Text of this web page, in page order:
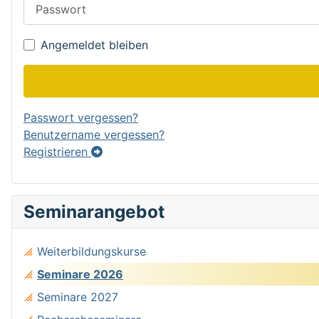
Angemeldet bleiben
Passwort vergessen?
Benutzername vergessen?
Registrieren
Seminarangebot
Weiterbildungskurse
Seminare 2026
Seminare 2027